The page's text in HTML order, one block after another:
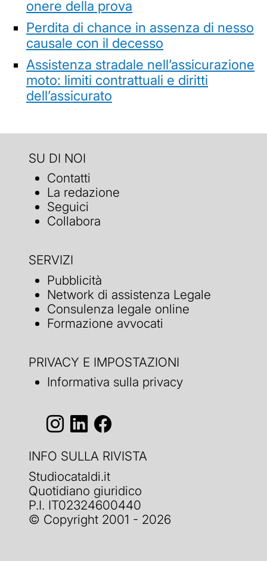
onere della prova
Perdita di chance in assenza di nesso
causale con il decesso
Assistenza stradale nell’assicurazione
moto: limiti contrattuali e diritti
dell’assicurato
SU DI NOI
Contatti
La redazione
Seguici
Collabora
SERVIZI
Pubblicità
Network di assistenza Legale
Consulenza legale online
Formazione avvocati
PRIVACY E IMPOSTAZIONI
Informativa sulla privacy
INFO SULLA RIVISTA
Studiocataldi.it
Quotidiano giuridico
P.I. IT02324600440
© Copyright 2001 - 2026